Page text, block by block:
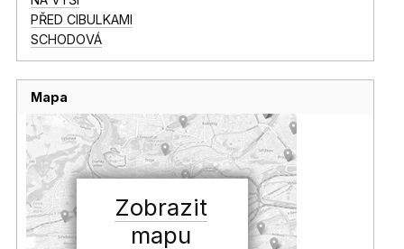
PŘED CIBULKAMI
SCHODOVÁ
Mapa
Zobrazit
mapu